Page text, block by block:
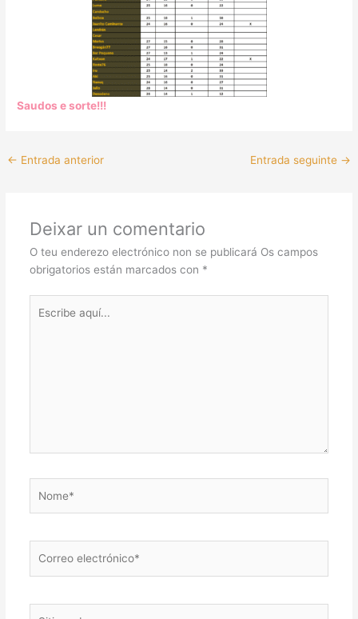
Saudos e sorte!!!
← Entrada anterior Entrada seguinte →
Deixar un comentario
O teu enderezo electrónico non se publicará Os campos
obrigatorios están marcados con *
aquí...
electrónico*